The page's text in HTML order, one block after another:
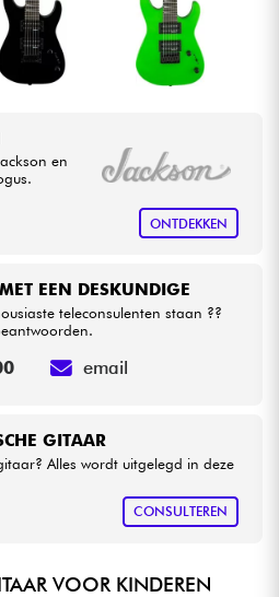
en
ONTDEKKEN
GITAAR
Alles wordt uitgelegd in deze
CONSULTEREN
EEN DESKUNDIGE
teleconsulenten staan ??
email
VOOR KINDEREN